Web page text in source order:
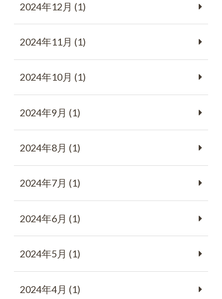
2024年12月 (1)
2024年11月 (1)
2024年10月 (1)
2024年9月 (1)
2024年8月 (1)
2024年7月 (1)
2024年6月 (1)
2024年5月 (1)
2024年4月 (1)